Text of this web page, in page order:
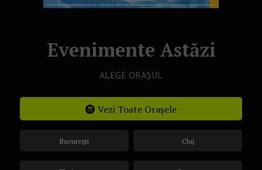
Evenimente Astăzi
ALEGE ORAȘUL
Vezi Toate Orașele
București Cluj